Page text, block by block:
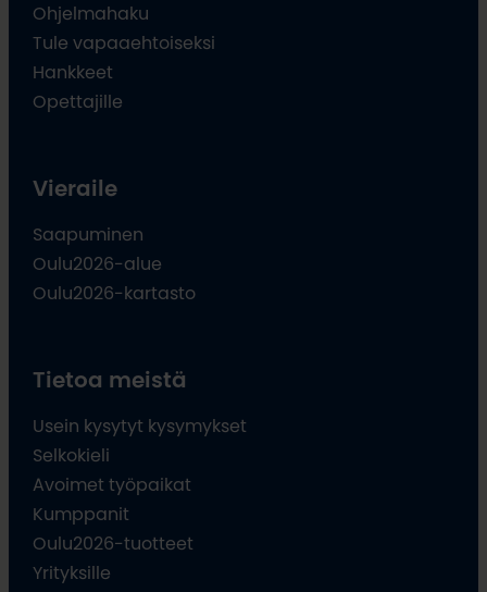
Ohjelmahaku
Tule vapaaehtoiseksi
Hankkeet
Opettajille
Vieraile
Saapuminen
Oulu2026-alue
Oulu2026-kartasto
Tietoa meistä
Usein kysytyt kysymykset
Selkokieli
Avoimet työpaikat
Kumppanit
Oulu2026-tuotteet
Yrityksille